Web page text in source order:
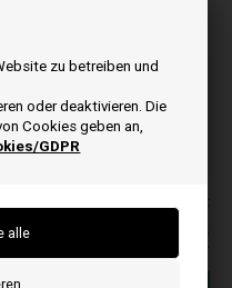
zu betreiben und
oder deaktivieren. Die
Cookies geben an,
GDPR
vor 15:00 Uhr
51
SEK.
Alle Preise inkl. MwSt